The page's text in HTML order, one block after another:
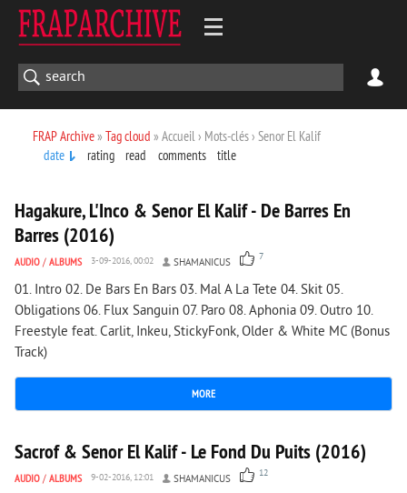
FRAP Archive» Tag cloud » Accueil › Mots-clés › Senor El Kalif
date
rating read comments title
Hagakure, L'Inco & Senor El Kalif - De Barres En
Barres (2016)
AUDIO / ALBUMS 3-09-2016, 00:02 SHAMANICUS 7
01. Intro 02. De Bars En Bars 03. Mal A La Tete 04. Skit 05.
Obligations 06. Flux Sanguin 07. Paro 08. Aphonia 09. Outro 10.
Freestyle feat. Carlit, Inkeu, StickyFonk, Older & White MC (Bonus
Track)
MORE
1 760 0
Sacrof & Senor El Kalif - Le Fond Du Puits (2016)
AUDIO / ALBUMS 9-02-2016, 12:01 SHAMANICUS 12